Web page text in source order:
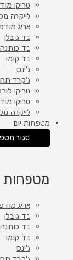
טריקו
לייקרה
אריג
בד גובלן
בד כותנה
בד קומו
ג'ינס
ג'קרד
טריקו
טריקו
לייקרה
מטפחות יום
סגור
מטפחות
אריג
בד גובלן
בד כותנה
בד קומו
ג'ינס